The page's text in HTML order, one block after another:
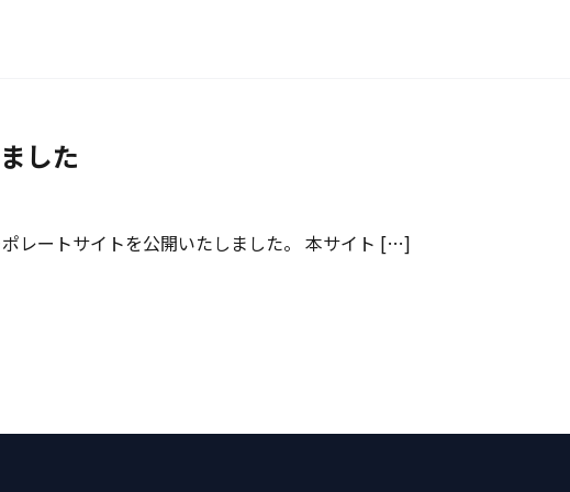
した
ポレートサイトを公開いたしました。 本サイト […]